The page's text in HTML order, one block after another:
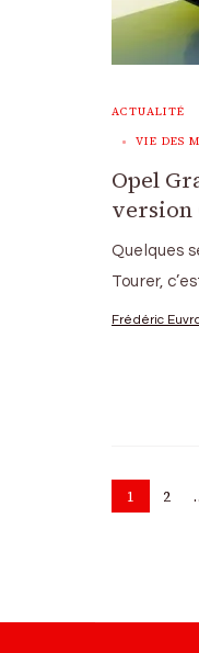
ACTUALITÉ
VIE DES
Opel
version
Quelques
Tourer,
Frédéric
Posts
Page
1 Page
2